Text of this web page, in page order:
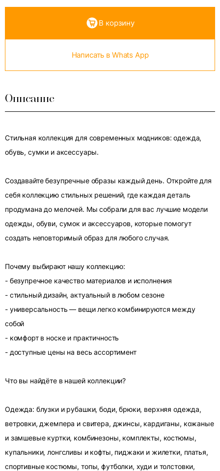
В корзину
Написать в Whats App
Описание
Стильная коллекция для современных модников: одежда,
обувь, сумки и аксессуары.
Создавайте безупречные образы каждый день. Откройте для
себя коллекцию стильных решений, где каждая деталь
продумана до мелочей. Мы собрали для вас лучшие модели
одежды, обуви, сумок и аксессуаров, которые помогут
создать неповторимый образ для любого случая.
Почему выбирают нашу коллекцию:
- безупречное качество материалов и исполнения
- стильный дизайн, актуальный в любом сезоне
- универсальность — вещи легко комбинируются между
собой
- комфорт в носке и практичность
- доступные цены на весь ассортимент
Что вы найдёте в нашей коллекции?
Одежда: блузки и рубашки, боди, брюки, верхняя одежда,
ветровки, джемпера и свитера, джинсы, кардиганы, кожаные
и замшевые куртки, комбинезоны, комплекты, костюмы,
купальники, лонгсливы и кофты, пиджаки и жилетки, платья,
спортивные костюмы, топы, футболки, худи и толстовки,